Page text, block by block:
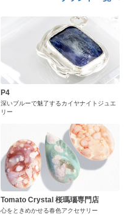
P4
深いブルーで魅了するカイヤナイトジュエ
リー
Tomato Crystal 桜瑪瑙専門店
心をときめかせる春色アクセサリー